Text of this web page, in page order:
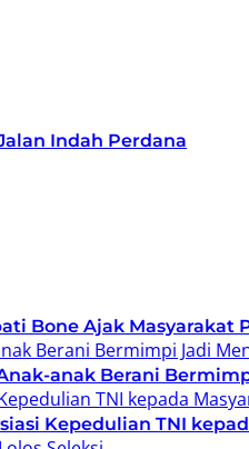
Indah Perdana
Bone Ajak
anak Berani
Kepedulian TNI